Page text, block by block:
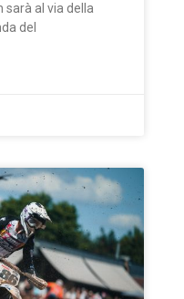
sarà al via della
del